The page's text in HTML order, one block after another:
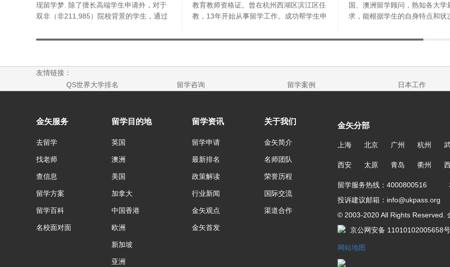
现留学梦. 除了擅长高端学生申请外，对于
双非（非211,985）院校背景的学生，通过
教育教师资格证。曾在杭州西湖区滨江区任
教，13年开始从事留学工作。成功帮学生申
国、澳洲留学顾问，熟知各大学
求，能根据学生的自身特点和状
友情链接：
QS世界大学排名
留学咨询 留学案例 日本工作
金矢服务
去留学
找老师
查信息
留学方案
留学百科
名校面对面
留学目的地
英国
澳洲
美国
加拿大
中国香港
欧洲
新加坡
亚洲
留学资讯
留学申请
最新排名
政策解读
行业新闻
金矢观点
金矢首发
关于我们
金矢简介
名师团队
荣誉历程
国际交流
渠道合作
金矢分部
上海 北京 广州 杭州
西安 太原 青岛 衢州
留学服务热线：4000800516 友
投诉建议邮箱：info@ukpass.org
© 2003-2020 All Rights Reserved.
京公网安备 11010102005658号
网站地图